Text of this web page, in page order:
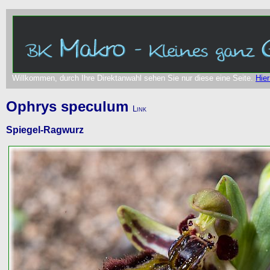
Willkommen, durch Ihre Direktanwahl sehen Sie nur diese eine Seite.
Ophrys speculum Link
Spiegel-Ragwurz